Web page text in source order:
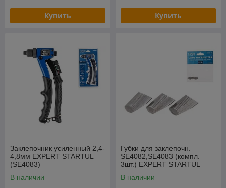
Купить Купить
Заклепочник усиленный 2,4-
4,8мм EXPERT STARTUL
(SE4083)
В наличии
Губки для заклепочн.
SE4082,SE4083 (компл.
3шт.) EXPERT STARTUL
В наличии